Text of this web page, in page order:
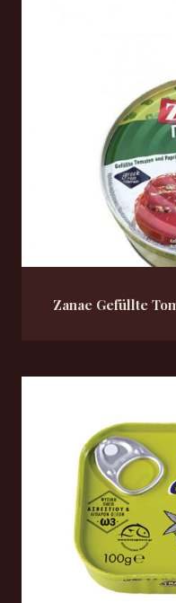
Zanae Gefüllte